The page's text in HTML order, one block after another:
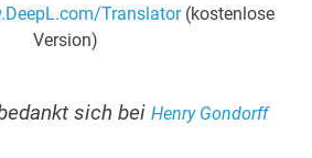
Translator(kostenlose
Version)
sich bei Henry Gondorff